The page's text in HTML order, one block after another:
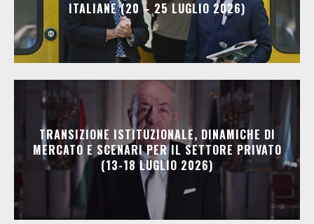
ITALIANE (20 – 25 LUGLIO 2026)
TRANSIZIONE ISTITUZIONALE, DINAMICHE DI
MERCATO E SCENARI PER IL SETTORE PRIVATO
(13-18 LUGLIO 2026)